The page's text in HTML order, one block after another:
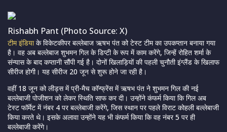
Rishabh Pant (Photo Source: X)
टीम इंडियाके विकेटकीपर बल्लेबाज ऋषभ पंत को टेस्ट टीम का उपकप्तान बनाया गया
है। वह अब बल्लेबाज शुभमन गिल के डिप्टी के रूप में काम करेंगे, जिन्हें रोहित शर्मा के
संन्यास के बाद कप्तानी सौंपी गई है। दोनों खिलाड़ियों की पहली चुनौती इंग्लैंड के खिलाफ
सीरीज होगी। यह सीरीज 20 जून से शुरू होने जा रही है।
वहीं 18 जून को लीड्स में प्री-मैच कॉन्फ्रेंस में ऋषभ पंत ने शुभमन गिल की नई
बल्लेबाजी पोजीशन को लेकर स्थिति साफ कर दी। उन्होंने कंफर्म किया कि गिल अब
टेस्ट फॉर्मेट में नंबर 4 पर बल्लेबाजी करेंगे, जिस स्थान पर पहले विराट कोहली बल्लेबाजी
किया करते थे। इसके अलावा उन्होंने यह भी कंफर्म किया कि वह नंबर 5 पर ही
बल्लेबाजी करेंगे।